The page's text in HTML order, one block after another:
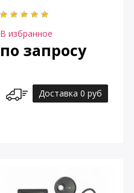
В избранное
по запросу
Доставка 0 руб